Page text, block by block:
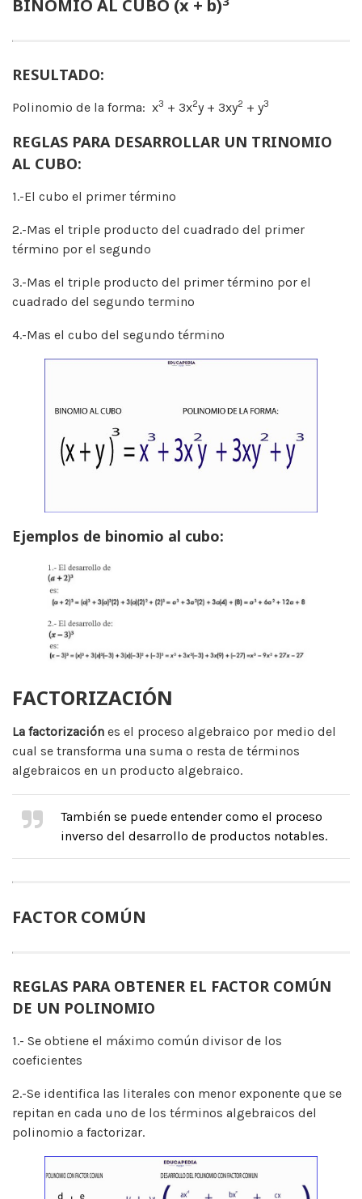
BINOMIO AL CUBO (x + b)
RESULTADO:
Polinomio de la forma: x3 + 3x2y + 3xy2 + y3
REGLAS PARA DESARROLLAR UN TRINOMIO
AL CUBO:
1.-El cubo el primer término
2.-Mas el triple producto del cuadrado del primer
término por el segundo
3.-Mas el triple producto del primer término por el
cuadrado del segundo termino
4.-Mas el cubo del segundo término
Ejemplos de binomio al cubo:
FACTORIZACIÓN
La factorización es el proceso algebraico por medio del
cual se transforma una suma o resta de términos
algebraicos en un producto algebraico.
También se puede entender como el proceso
inverso del desarrollo de productos notables.
FACTOR COMÚN
REGLAS PARA OBTENER EL FACTOR COMÚN
DE UN POLINOMIO
1.- Se obtiene el máximo común divisor de los
coeficientes
2.-Se identifica las literales con menor exponente que se
repitan en cada uno de los términos algebraicos del
polinomio a factorizar.